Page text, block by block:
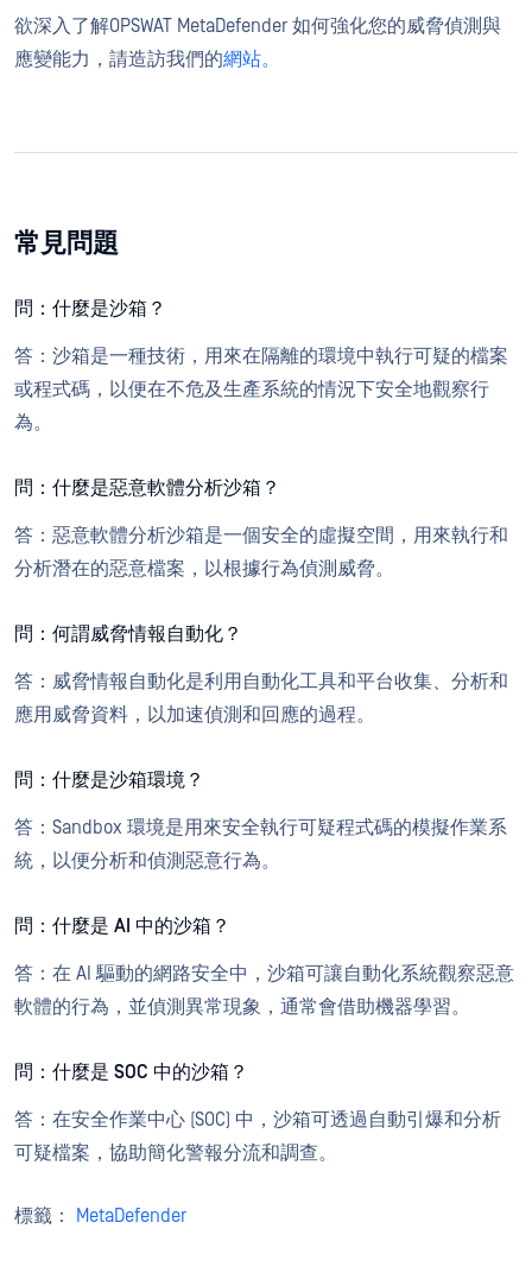
欲深入了解OPSWAT MetaDefender 如何強化您的威脅偵測與
應變能力，請造訪我們的網站。
常見問題
問：什麼是沙箱？
答：沙箱是一種技術，用來在隔離的環境中執行可疑的檔案
或程式碼，以便在不危及生產系統的情況下安全地觀察行
為。
問：什麼是惡意軟體分析沙箱？
答：惡意軟體分析沙箱是一個安全的虛擬空間，用來執行和
分析潛在的惡意檔案，以根據行為偵測威脅。
問：何謂威脅情報自動化？
答：威脅情報自動化是利用自動化工具和平台收集、分析和
應用威脅資料，以加速偵測和回應的過程。
問：什麼是沙箱環境？
答：Sandbox 環境是用來安全執行可疑程式碼的模擬作業系
統，以便分析和偵測惡意行為。
問：什麼是 AI 中的沙箱？
答：在 AI 驅動的網路安全中，沙箱可讓自動化系統觀察惡意
軟體的行為，並偵測異常現象，通常會借助機器學習。
問：什麼是 SOC 中的沙箱？
答：在安全作業中心 (SOC) 中，沙箱可透過自動引爆和分析
可疑檔案，協助簡化警報分流和調查。
標籤： MetaDefender